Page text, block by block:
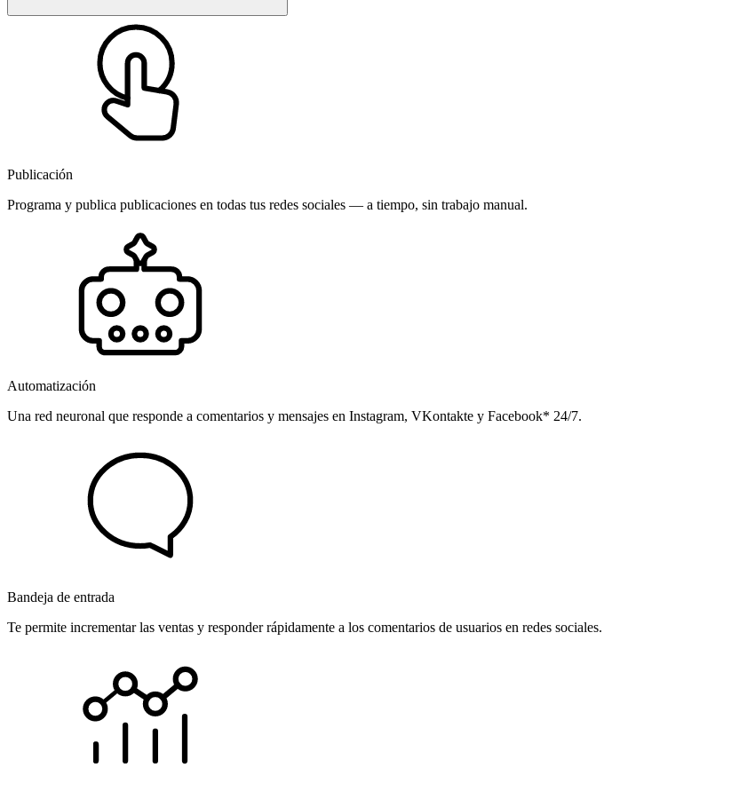
Publicación
Programa y publica publicaciones en todas tus redes sociales — a tiempo, sin trabajo manual.
Automatización
Una red neuronal que responde a comentarios y mensajes en Instagram, VKontakte y Facebook* 24/7.
Bandeja de entrada
Te permite incrementar las ventas y responder rápidamente a los comentarios de usuarios en redes sociales.